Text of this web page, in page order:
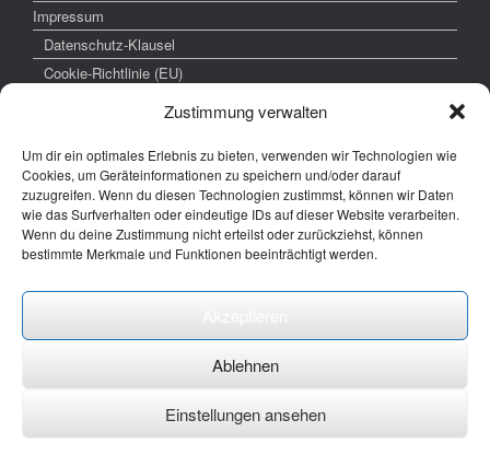
Zustimmung verwalten
Um dir ein optimales Erlebnis zu bieten, verwenden wir Technologien wie
Cookies, um Geräteinformationen zu speichern und/oder darauf
zuzugreifen. Wenn du diesen Technologien zustimmst, können wir Daten
wie das Surfverhalten oder eindeutige IDs auf dieser Website verarbeiten.
Wenn du deine Zustimmung nicht erteilst oder zurückziehst, können
bestimmte Merkmale und Funktionen beeinträchtigt werden.
Ablehnen
Einstellungen ansehen
Impressum
Datenschutz-Klausel
Cookie-Richtlinie (EU)
weitere interessante Links
www.hochzeitsfoto-tk.de
www.fotografie-kraemer.de
E-Mail: thomas ( @) thomas-kraemer-fotografie.de
Ein Theme vonSiteOrigin